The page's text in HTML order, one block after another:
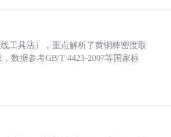
工具法），重点解析了黄铜棒密度取
数据参考GB/T 4423-2007等国家标